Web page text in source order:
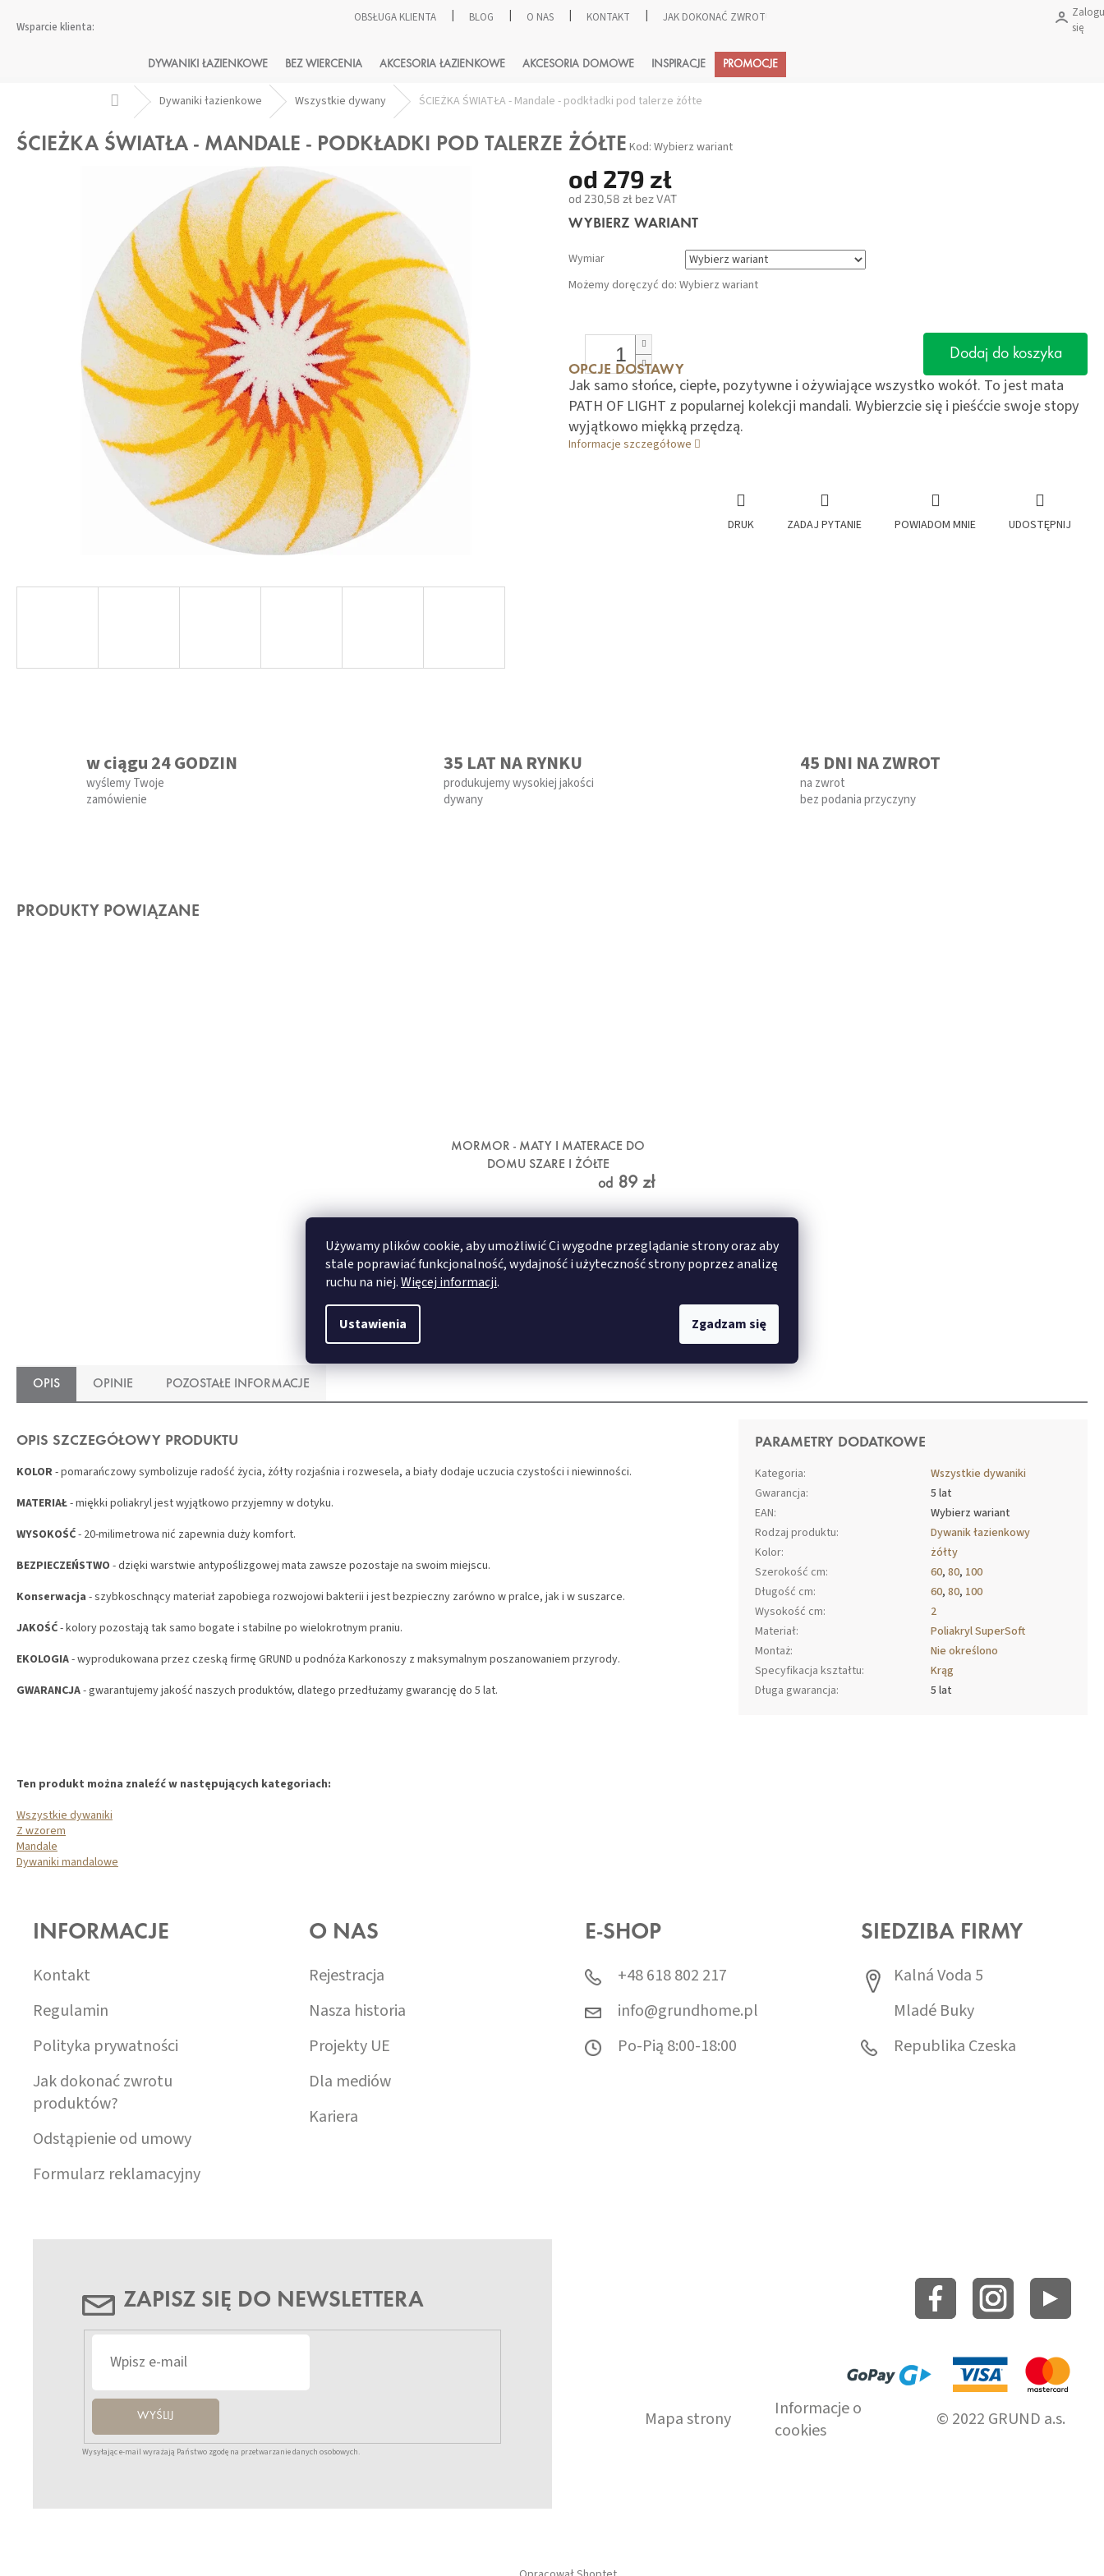
Używamy plików cookie, aby umożliwić Ci wygodne przeglądanie strony oraz aby
stale poprawiać funkcjonalność, wydajność i użyteczność strony poprzez analizę
ruchu na niej.Więcej informacji.
Ustawienia Zgadzam się
OBSŁUGA KLIENTA BLOG O NAS KONTAKT JAK DOKONAĆ ZWROTU PRODUKTÓW?
się
Koszyk
DYWANIKI ŁAZIENKOWE BEZ WIERCENIA AKCESORIA ŁAZIENKOWE AKCESORIA DOMOWE INSPIRACJE PROMOCJE
Home Dywaniki łazienkowe Wszystkie dywany ŚCIEŻKA ŚWIATŁA - Mandale - podkładki pod talerze żółte
ŚCIEŻKA ŚWIATŁA - MANDALE - PODKŁADKI POD TALERZE ŻÓŁTE Kod: Wybierz wariant
od 279 zł
od 230,58 zł bez VAT
Cena
WYBIERZ WARIANT
Wymiar
Możemy doręczyć do: Wybierz wariant
OPCJE DOSTAWY
Dodaj do koszyka
Jak samo słońce, ciepłe, pozytywne i ożywiające wszystko wokół. To jest mata
PATH OF LIGHT z popularnej kolekcji mandali. Wybierzcie się i pieśćcie swoje stopy
wyjątkowo miękką przędzą.
Informacje szczegółowe
DRUK ZADAJ PYTANIE POWIADOM MNIE UDOSTĘPNIJ
w ciągu 24 GODZIN
wyślemy Twoje
zamówienie
35 LAT NA RYNKU
produkujemy wysokiej jakości
dywany
45 DNI NA ZWROT
na zwrot
bez podania przyczyny
PRODUKTY POWIĄZANE
MORMOR - MATY I MATERACE DO
DOMU SZARE I ŻÓŁTE
od 89 zł
SZCZEGÓŁY
OPIS OPINIE POZOSTAŁE INFORMACJE
OPIS SZCZEGÓŁOWY PRODUKTU
KOLOR- pomarańczowy symbolizuje radość życia, żółty rozjaśnia i rozwesela, a biały dodaje uczucia czystości i niewinności.
MATERIAŁ- miękki poliakryl jest wyjątkowo przyjemny w dotyku.
WYSOKOŚĆ- 20-milimetrowa nić zapewnia duży komfort.
BEZPIECZEŃSTWO - dzięki warstwie antypoślizgowej mata zawsze pozostaje na swoim miejscu.
Konserwacja - szybkoschnący materiał zapobiega rozwojowi bakterii i jest bezpieczny zarówno w pralce, jak i w suszarce.
JAKOŚĆ- kolory pozostają tak samo bogate i stabilne po wielokrotnym praniu.
EKOLOGIA- wyprodukowana przez czeską firmę GRUND u podnóża Karkonoszy z maksymalnym poszanowaniem przyrody.
GWARANCJA- gwarantujemy jakość naszych produktów, dlatego przedłużamy gwarancję do 5 lat.
Ten produkt można znaleźć w następujących kategoriach:
Wszystkie dywaniki
Z wzorem
Mandale
Dywaniki mandalowe
PARAMETRY DODATKOWE
Kategoria:
Wszystkie dywaniki
Gwarancja:
5 lat
EAN:
Wybierz wariant
Rodzaj produktu:
Dywanik łazienkowy
Kolor:
żółty
Szerokość cm: 60,80, 100
Długość cm: 60,80, 100
Wysokość cm:
2
Materiał:
Poliakryl SuperSoft
Montaż:
Nie określono
Specyfikacja kształtu:
Krąg
Długa gwarancja: 5 lat
INFORMACJE
Kontakt
Regulamin
Polityka prywatności
Jak dokonać zwrotu
produktów?
Odstąpienie od umowy
Formularz reklamacyjny
O NAS
Rejestracja
Nasza historia
Projekty UE
Dla mediów
Kariera
E-SHOP
+48 618 802 217
info@grundhome.pl
Po-Pią 8:00-18:00
SIEDZIBA FIRMY
Kalná Voda 5
Mladé Buky
Republika Czeska
ZAPISZ SIĘ DO NEWSLETTERA
WYŚLIJ
Wysyłając e-mail wyrażają Państwo zgodę na przetwarzanie danych osobowych.
Mapa strony
Informacje o
cookies
© 2022 GRUND a.s.